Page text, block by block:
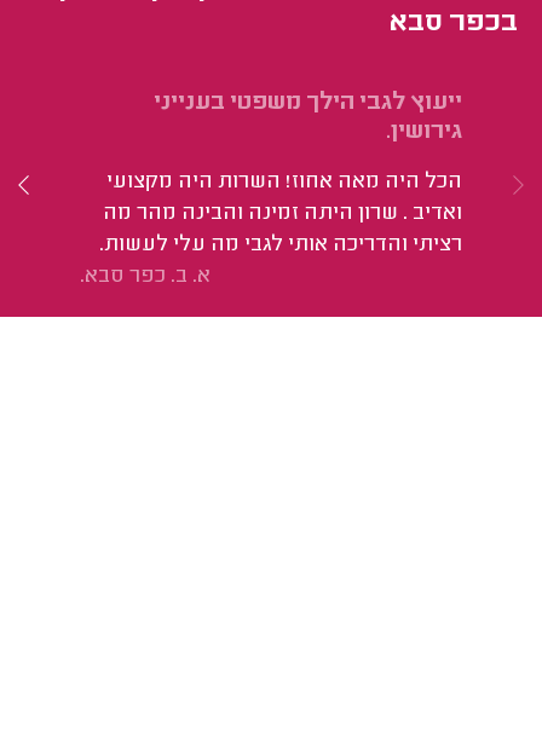
בכפר סבא
ייעוץ לגבי הילך משפטי בענייני
גירושין.
הכל היה מאה אחוז! השרות היה מקצועי
ואדיב . שרון היתה זמינה והבינה מהר מה
רציתי והדריכה אותי לגבי מה עלי לעשות.
א. ב. כפר סבא.